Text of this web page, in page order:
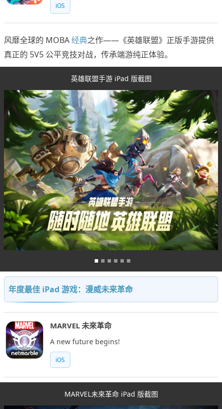
iOS
风靡全球的 MOBA经典之作——《英雄联盟》正版手游提供
真正的 5V5 公平竞技对战，传承端游纯正体验。
英雄联盟手游 iPad 版截图
年度最佳 iPad 游戏：漫威未来革命
MARVEL 未來革命
A new future begins!
iOS
MARVEL未來革命 iPad 版截图